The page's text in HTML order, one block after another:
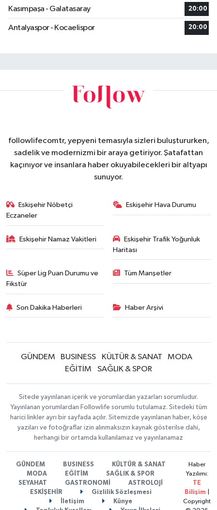
Kasımpaşa - Galatasaray 20:00
Antalyaspor - Kocaelispor 20:00
followlifecomtr, yepyeni temasıyla sizleri buluştururken,
sadelik ve modernizmi bir araya getiriyor. Şatafattan
kaçınıyor ve insanlara haber okuyabilecekleri bir altyapı
sunuyor.
Eskişehir Nöbetçi
Eczaneler
Eskişehir Hava Durumu
Eskişehir Namaz Vakitleri
Eskişehir Trafik Yoğunluk
Haritası
Süper Lig Puan Durumu ve
Fikstür
Tüm Manşetler
Son Dakika Haberleri Haber Arşivi
GÜNDEM BUSINESS KÜLTÜR & SANAT
MODA
EĞİTİM
SAĞLIK & SPOR
Sitede yayınlanan içerik ve yorumlardan yazarları sorumludur.
Yayınlanan yorumlardan Followlife sorumlu tutulamaz. Sitedeki tüm
harici linkler ayrı bir sayfada açılır. Sitemizde yayınlanan haber, köşe
yazıları ve fotoğraflar izin alınmaksızın kaynak gösterilse dahi,
herhangi bir ortamda kullanılamaz ve yayınlanamaz
GÜNDEM BUSINESS
KÜLTÜR & SANAT
MODA
EĞİTİM
SAĞLIK & SPOR
SEYAHAT
GASTRONOMİ
ASTROLOJİ
ESKİŞEHİR
Gizlilik Sözleşmesi
İletişim
Künye
Haber
Yazılımı:
TE
Bilişim
Copyright